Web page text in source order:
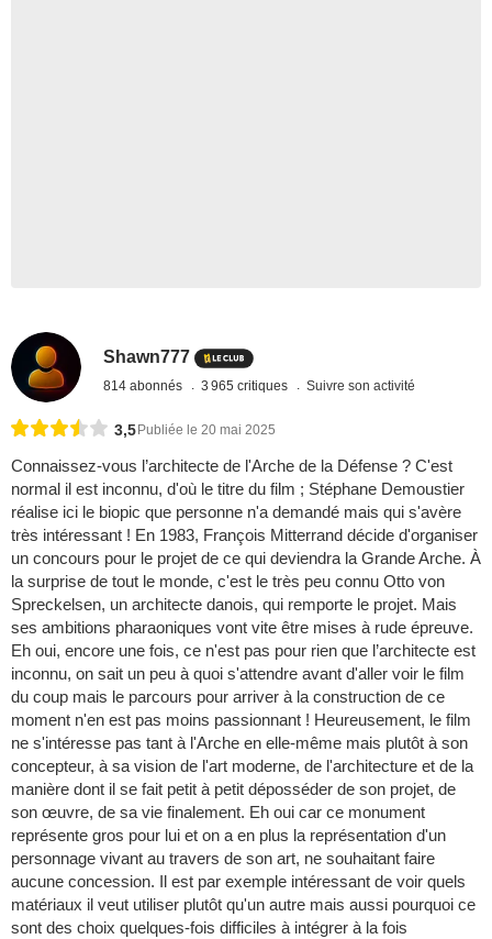
Shawn777
814 abonnés 3 965 critiques Suivre son activité
3,5 Publiée le 20 mai 2025
Connaissez-vous l’architecte de l'Arche de la Défense ? C'est
normal il est inconnu, d'où le titre du film ; Stéphane Demoustier
réalise ici le biopic que personne n'a demandé mais qui s'avère
très intéressant ! En 1983, François Mitterrand décide d'organiser
un concours pour le projet de ce qui deviendra la Grande Arche. À
la surprise de tout le monde, c'est le très peu connu Otto von
Spreckelsen, un architecte danois, qui remporte le projet. Mais
ses ambitions pharaoniques vont vite être mises à rude épreuve.
Eh oui, encore une fois, ce n'est pas pour rien que l’architecte est
inconnu, on sait un peu à quoi s'attendre avant d'aller voir le film
du coup mais le parcours pour arriver à la construction de ce
moment n'en est pas moins passionnant ! Heureusement, le film
ne s'intéresse pas tant à l'Arche en elle-même mais plutôt à son
concepteur, à sa vision de l'art moderne, de l'architecture et de la
manière dont il se fait petit à petit déposséder de son projet, de
son œuvre, de sa vie finalement. Eh oui car ce monument
représente gros pour lui et on a en plus la représentation d'un
personnage vivant au travers de son art, ne souhaitant faire
aucune concession. Il est par exemple intéressant de voir quels
matériaux il veut utiliser plutôt qu'un autre mais aussi pourquoi ce
sont des choix quelques-fois difficiles à intégrer à la fois